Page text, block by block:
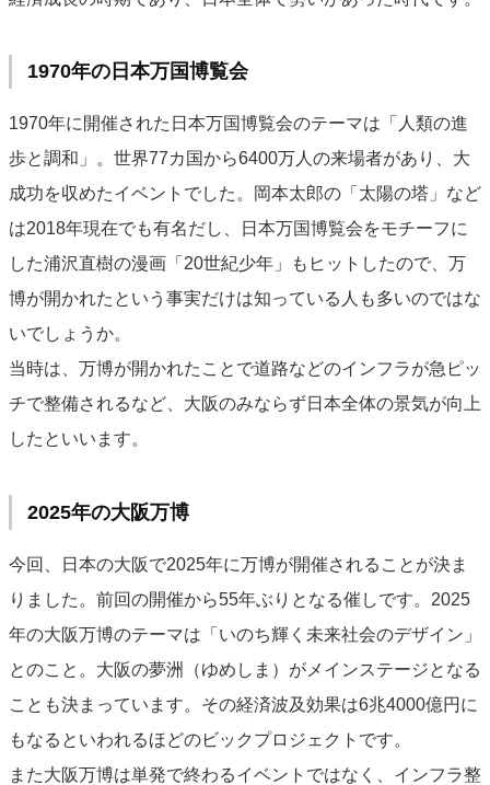
1970年の日本万国博覧会
1970年に開催された日本万国博覧会のテーマは「人類の進
歩と調和」。世界77カ国から6400万人の来場者があり、大
成功を収めたイベントでした。岡本太郎の「太陽の塔」など
は2018年現在でも有名だし、日本万国博覧会をモチーフに
した浦沢直樹の漫画「20世紀少年」もヒットしたので、万
博が開かれたという事実だけは知っている人も多いのではな
いでしょうか。
当時は、万博が開かれたことで道路などのインフラが急ピッ
チで整備されるなど、大阪のみならず日本全体の景気が向上
したといいます。
2025年の大阪万博
今回、日本の大阪で2025年に万博が開催されることが決ま
りました。前回の開催から55年ぶりとなる催しです。2025
年の大阪万博のテーマは「いのち輝く未来社会のデザイン」
とのこと。大阪の夢洲（ゆめしま）がメインステージとなる
ことも決まっています。その経済波及効果は6兆4000億円に
もなるといわれるほどのビックプロジェクトです。
また大阪万博は単発で終わるイベントではなく、インフラ整